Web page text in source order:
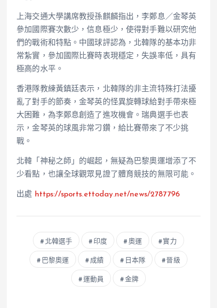
上海交通大學講席教授孫麒麟指出，李鄭息／金琴英
參加國際賽次數少，信息極少，使得對手難以研究他
們的戰術和特點。中國球評認為，北韓隊的基本功非
常紮實，參加國際比賽時表現穩定，失誤率低，具有
極高的水平。
香港隊教練黃鎮廷表示，北韓隊的非主流特殊打法擾
亂了對手的節奏，金琴英的怪異旋轉球給對手帶來極
大困難，為李鄭息創造了進攻機會。瑞典選手也表
示，金琴英的球風非常刁鑽，給比賽帶來了不少挑
戰。
北韓「神秘之師」的崛起，無疑為巴黎奧運增添了不
少看點，也讓全球觀眾見證了體育競技的無限可能。
出處 https://sports.ettoday.net/news/2787796
北韓選手 印度 奧運 實力
巴黎奧運 成績 日本隊 晉級
運動員 金牌